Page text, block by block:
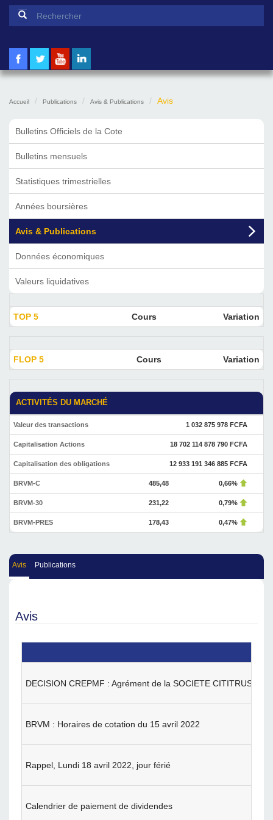
Formulaire de recherche
Accueil Publications Avis & Publications Avis
Bulletins Officiels de la Cote
Bulletins mensuels
Statistiques trimestrielles
Années boursières
Avis & Publications
Données économiques
Valeurs liquidatives
TOP 5 Cours Variation
FLOP 5 Cours Variation
ACTIVITÉS DU MARCHÉ
Valeur des transactions 1 032 875 978 FCFA
Capitalisation Actions 18 702 114 878 790 FCFA
Capitalisation des obligations 12 933 191 346 885 FCFA
BRVM-C 485,48 0,66%
BRVM-30 231,22 0,79%
BRVM-PRES 178,43 0,47%
Avis Publications
Avis
DECISION CREPMF : Agrément de la SOCIETE CITITRUST
BRVM : Horaires de cotation du 15 avril 2022
Rappel, Lundi 18 avril 2022, jour férié
Calendrier de paiement de dividendes